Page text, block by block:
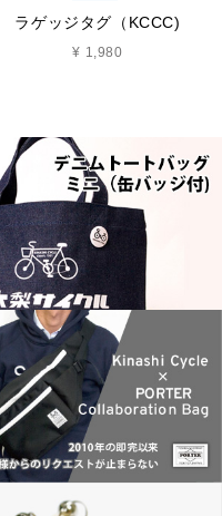
ラゲッジタグ（KCCC)
¥ 1,980